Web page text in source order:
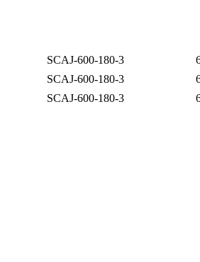
SCAJ-600-180-3
SCAJ-600-180-3
SCAJ-600-180-3